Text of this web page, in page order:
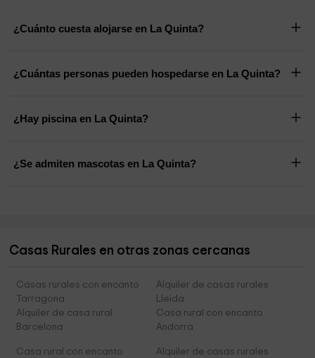
¿Cuánto cuesta alojarse en La Quinta?
¿Cuántas personas pueden hospedarse en La Quinta?
¿Hay piscina en La Quinta?
¿Se admiten mascotas en La Quinta?
Casas Rurales en otras zonas cercanas
Casas rurales con encanto
Tarragona
Alquiler de casas rurales
Lleida
Alquiler de casa rural
Barcelona
Casa rural con encanto
Andorra
Casa rural con encanto
Alquiler de casas rurales